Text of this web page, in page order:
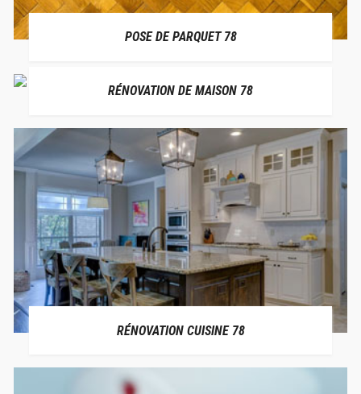
POSE DE PARQUET 78
RÉNOVATION DE MAISON 78
RÉNOVATION CUISINE 78